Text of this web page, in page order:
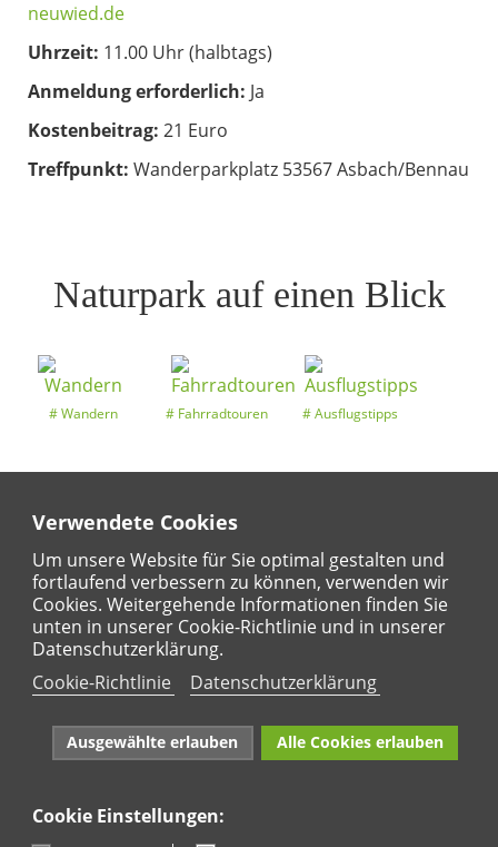
Verwendete Cookies
Um unsere Website für Sie optimal gestalten und
fortlaufend verbessern zu können, verwenden wir
Cookies. Weitergehende Informationen finden Sie
unten in unserer Cookie-Richtlinie und in unserer
Datenschutzerklärung.
Cookie-Richtlinie
Datenschutzerklärung
Ausgewählte erlauben Alle Cookies erlauben
Cookie Einstellungen:
neuwied.de
Uhrzeit: 11.00 Uhr (halbtags)
Anmeldung erforderlich: Ja
Kostenbeitrag: 21 Euro
Treffpunkt: Wanderparkplatz 53567 Asbach/Bennau
Naturpark auf einen Blick
Wandern Fahrradtouren Ausflugstipps
Entdeckertouren Ansichten
Regional
Karte
Naturpark Rhein-Westerwald e.V. · Marktstraße 88·